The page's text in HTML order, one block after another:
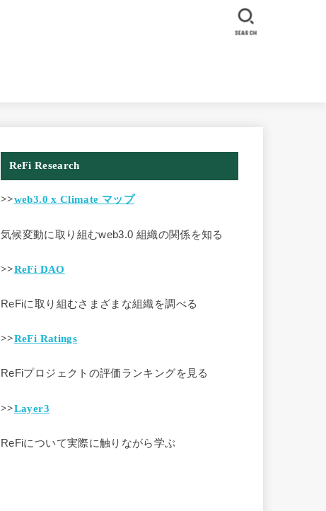
SEARCH
ReFi Research
>>web3.0 x Climate マップ
気候変動に取り組むweb3.0 組織の関係を知る
>>ReFi DAO
ReFiに取り組むさまざまな組織を調べる
>>ReFi Ratings
ReFiプロジェクトの評価ランキングを見る
>>Layer3
ReFiについて実際に触りながら学ぶ